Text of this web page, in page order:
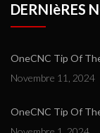
DERNIèRES
OneCNC Tip Of
Novembre 11, 2024
OneCNC Tip Of